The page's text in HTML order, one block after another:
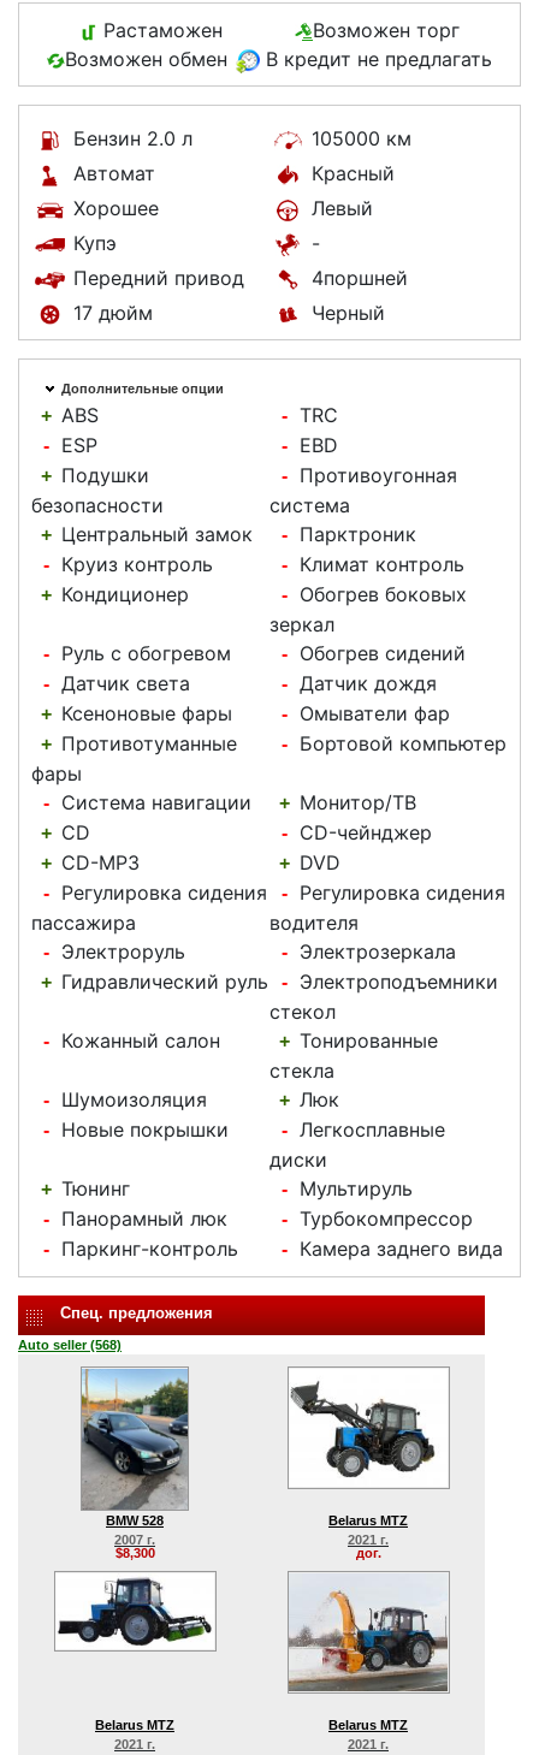
Растаможен
Возможен торг
Возможен обмен
В кредит не предлагать
Бензин 2.0 л
105000 км
Автомат
Красный
Хорошее
Левый
Купэ
-
Передний привод
4поршней
17 дюйм
Черный
Дополнительные опции
+ ABS - TRC
- ESP - EBD
+ Подушки
безопасности
-
Противоугонная
система
+ Центральный замок - Парктроник
- Круиз контроль - Климат контроль
+ Кондиционер -
Обогрев боковых
зеркал
- Руль с обогревом - Обогрев сидений
- Датчик света - Датчик дождя
+ Ксеноновые фары - Омыватели фар
+ Противотуманные
фары
- Бортовой компьютер
- Система навигации + Монитор/ТВ
+ CD - CD-чейнджер
+ CD-MP3 + DVD
-
Регулировка сидения
пассажира
-
Регулировка сидения
водителя
- Электроруль - Электрозеркала
+ Гидравлический руль -
Электроподъемники
стекол
- Кожанный салон + Тонированные
стекла
- Шумоизоляция + Люк
- Новые покрышки - Легкосплавные
диски
+ Тюнинг - Мультируль
- Панорамный люк - Турбокомпрессор
- Паркинг-контроль - Камера заднего вида
Спец. предложения
Auto seller (568)
BMW 528
2007 г.
$8,300
Belarus MTZ
2021 г.
дог.
Belarus MTZ
2021 г.
Belarus MTZ
2021 г.